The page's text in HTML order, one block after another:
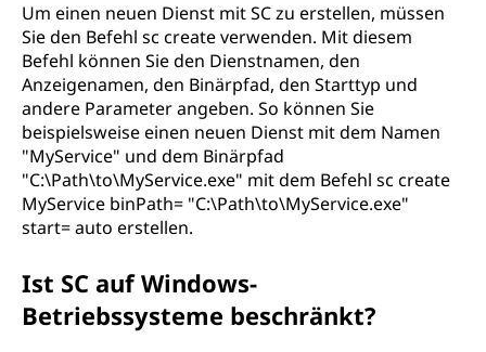
Um einen neuen Dienst mit SC zu erstellen, müssen
Sie den Befehl sc create verwenden. Mit diesem
Befehl können Sie den Dienstnamen, den
Anzeigenamen, den Binärpfad, den Starttyp und
andere Parameter angeben. So können Sie
beispielsweise einen neuen Dienst mit dem Namen
"MyService" und dem Binärpfad
"C:\Path\to\MyService.exe" mit dem Befehl sc create
MyService binPath= "C:\Path\to\MyService.exe"
start= auto erstellen.
Ist SC auf Windows-
Betriebssysteme beschränkt?